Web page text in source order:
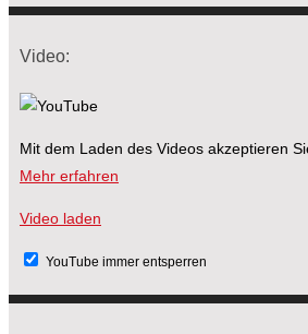
Video:
Mit dem Laden des Videos akzeptieren
Mehr erfahren
Video laden
YouTube immer entsperren